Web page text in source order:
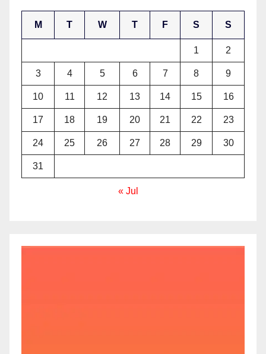
M T W T F S S
1 2
3 4 5 6 7 8 9
10 11 12 13 14 15 16
17 18 19 20 21 22 23
24 25 26 27 28 29 30
31
« Jul